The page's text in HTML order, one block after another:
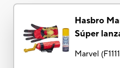
Hasbro
Súper
Marvel (F1111